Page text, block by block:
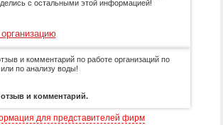
с остальными этой информацией!
и комментарий по работе организаций по
по анализу воды!
и комментарий.
для представителей фирм